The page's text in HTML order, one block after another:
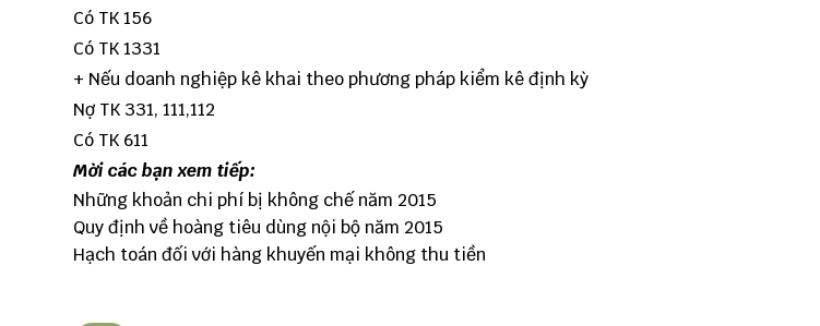
Có TK 156
Có TK 1331
+ Nếu doanh nghiệp kê khai theo phương pháp kiểm kê định kỳ
Nợ TK 331, 111,112
Có TK 611
Mời các bạn xem tiếp:
Những khoản chi phí bị không chế năm 2015
Quy định về hoàng tiêu dùng nội bộ năm 2015
Hạch toán đối với hàng khuyến mại không thu tiền